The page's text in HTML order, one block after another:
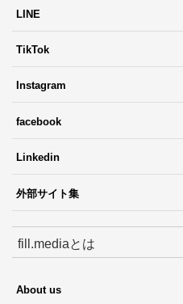
LINE
TikTok
Instagram
facebook
Linkedin
外部サイト集
fill.mediaとは
About us